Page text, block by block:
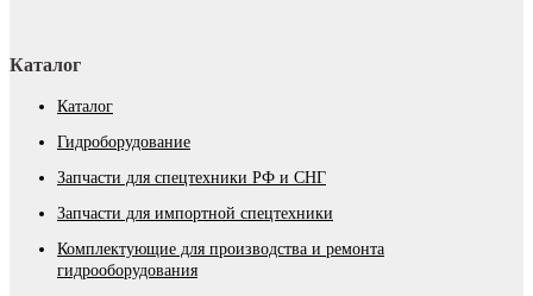
Каталог
Каталог
Гидроборудование
Запчасти для спецтехники РФ и СНГ
Запчасти для импортной спецтехники
Комплектующие для производства и ремонта
гидрооборудования